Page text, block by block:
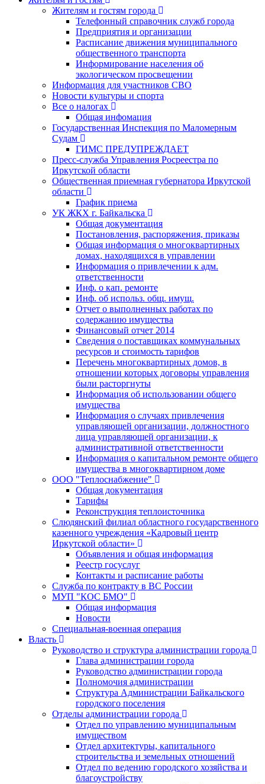
Жителям и гостям города
Телефонный справочник служб города
Предприятия и организации
Расписание движения муниципального
общественного транспорта
Информирование населения об
экологическом просвещении
Информация для участников СВО
Новости культуры и спорта
Все о налогах
Общая инфомация
Государственная Инспекция по Маломерным
Судам
ГИМС ПРЕДУПРЕЖДАЕТ
Пресс-служба Управления Росреестра по
Иркутской области
Общественная приемная губернатора Иркутской
области
График приема
УК ЖКХ г. Байкальска
Общая документация
Постановления, распоряжения, приказы
Общая информация о многоквартирных
домах, находящихся в управлении
Информация о привлечении к адм.
ответственности
Инф. о кап. ремонте
Инф. об использ. общ. имущ.
Отчет о выполненных работах по
содержанию имущества
Финансовый отчет 2014
Сведения о поставщиках коммунальных
ресурсов и стоимость тарифов
Перечень многоквартирных домов, в
отношении которых договоры управления
были расторгнуты
Информация об использовании общего
имущества
Информация о случаях привлечения
управляющей организации, должностного
лица управляющей организации, к
административной ответственности
Информация о капитальном ремонте общего
имущества в многоквартирном доме
ООО "Теплоснабжение"
Общая документация
Тарифы
Реконструкция теплоисточника
Слюдянский филиал областного государственного
казенного учреждения «Кадровый центр
Иркутской области»
Объявления и общая информация
Реестр госуслуг
Контакты и расписание работы
Служба по контракту в ВС России
МУП "КОС БМО"
Общая информация
Новости
Специальная-военная операция
Власть
Руководство и структура администрации города
Глава администрации города
Руководство администрации города
Полномочия администрации
Структура Администрации Байкальского
городского поселения
Отделы администрации города
Отдел по управлению муниципальным
имуществом
Отдел архитектуры, капитального
строительства и земельных отношений
Отдел по ведению городского хозяйства и
благоустройству